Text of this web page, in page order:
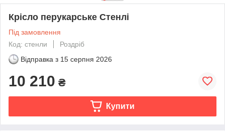
Крісло перукарське Стенлі
Під замовлення
Код: стенли
Роздріб
Відправка з 15 серпня 2026
10 210 ₴
Купити